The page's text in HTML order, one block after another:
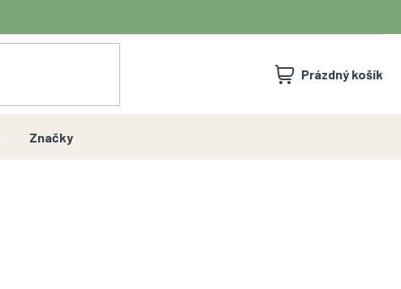
NÁKUPNÍ
Prázdný košík
Značky